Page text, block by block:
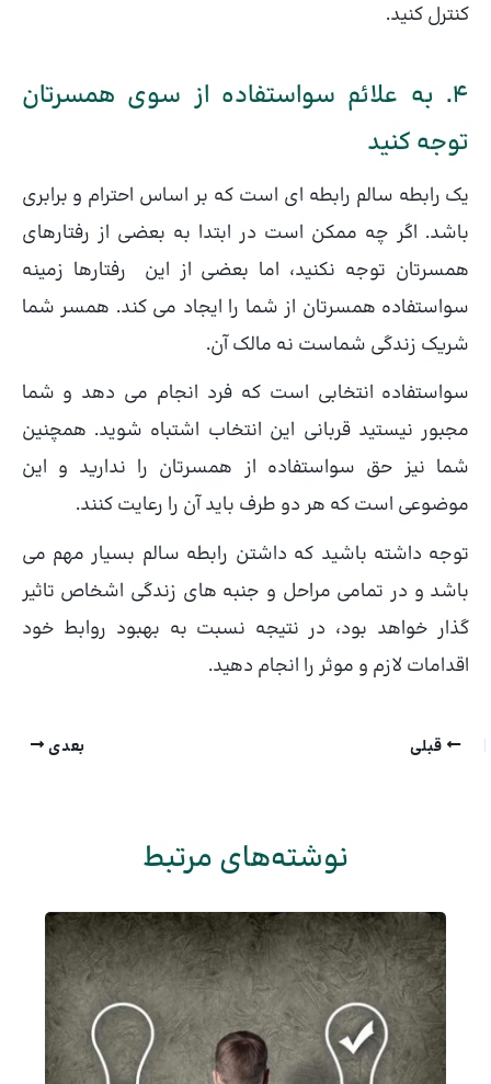
کنترل کنید.
4. به علائم سواستفاده از سوی همسرتان
توجه کنید
یک رابطه سالم رابطه ای است که بر اساس احترام و برابری
باشد. اگر چه ممکن است در ابتدا به بعضی از رفتارهای
همسرتان توجه نکنید، اما بعضی از این رفتارها زمینه
سواستفاده همسرتان از شما را ایجاد می کند. همسر شما
شریک زندگی شماست نه مالک آن.
سواستفاده انتخابی است که فرد انجام می دهد و شما
مجبور نیستید قربانی این انتخاب اشتباه شوید. همچنین
شما نیز حق سواستفاده از همسرتان را ندارید و این
موضوعی است که هر دو طرف باید آن را رعایت کنند.
توجه داشته باشید که داشتن رابطه سالم بسیار مهم می
باشد و در تمامی مراحل و جنبه های زندگی اشخاص تاثیر
گذار خواهد بود، در نتیجه نسبت به بهبود روابط خود
اقدامات لازم و موثر را انجام دهید.
قبلی بعدی
نوشته‌های مرتبط